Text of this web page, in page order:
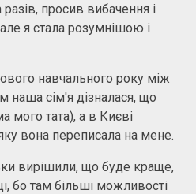
просив вибачення і
я стала розумнішою і
навчального року між
наша сім'я дізналася, що
мого тата), а в Києві
вона переписала на мене.
вирішили, що буде краще,
бо там більші можливості